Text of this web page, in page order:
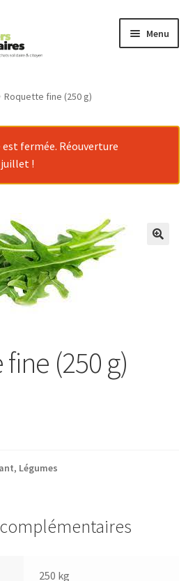
Menu
Roquette fine (250 g)
est fermée. Réouverture
juillet !
(250 g)
, Légumes
250 kg